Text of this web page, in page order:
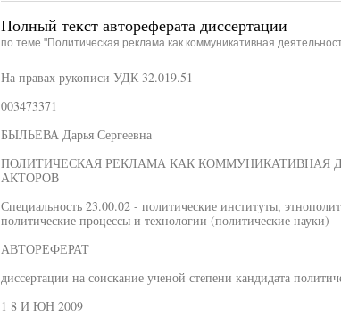
Полный текст автореферата диссертации
по теме "Политическая реклама как коммуникативная
На правах рукописи УДК 32.019.51
003473371
БЫЛЬЕВА Дарья Сергеевна
ПОЛИТИЧЕСКАЯ РЕКЛАМА КАК КОММУНИКАТИВНАЯ
АКТОРОВ
Специальность 23.00.02 - политические институты,
политические процессы и технологии (политические науки)
АВТОРЕФЕРАТ
диссертации на соискание ученой степени кандидата
1 8 И ЮН 2009